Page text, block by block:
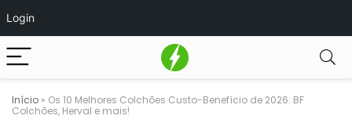
Login
Início » Os 10 Melhores Colchões Custo-Benefício de 2026: BF
Colchões, Herval e mais!